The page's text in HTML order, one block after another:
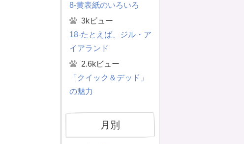
8-黄表紙のいろいろ
3kビュー
18-たとえば、ジル・ア
イアランド
2.6kビュー
「クイック＆デッド」
の魅力
月別